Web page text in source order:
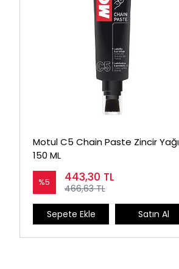
Motul C5 Chain Paste Zincir Yağı
150 ML
%5 443,30 TL
466,63 TL
Sepete Ekle Satın Al